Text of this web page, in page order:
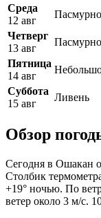
Среда
12 авг
Пасмурно
Четверг
13 авг
Пасмурно
Пятница
14 авг
Суббота
15 авг
Ливень
Обзор
Сегодня в Ошакан
Столбик
+19° ночью. По
ветер около 3 м/с.